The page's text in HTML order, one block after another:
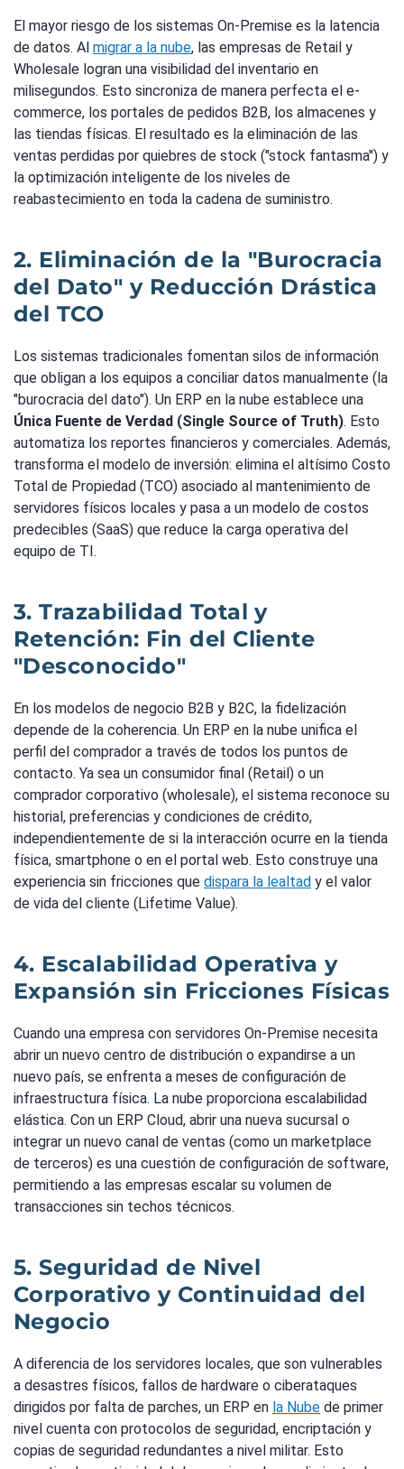
El mayor riesgo de los sistemas On-Premise es la latencia
de datos. Al migrar a la nube, las empresas de Retail y
Wholesale logran una visibilidad del inventario en
milisegundos. Esto sincroniza de manera perfecta el e-
commerce, los portales de pedidos B2B, los almacenes y
las tiendas físicas. El resultado es la eliminación de las
ventas perdidas por quiebres de stock ("stock fantasma") y
la optimización inteligente de los niveles de
reabastecimiento en toda la cadena de suministro.
2. Eliminación de la "Burocracia
del Dato" y Reducción Drástica
del TCO
Los sistemas tradicionales fomentan silos de información
que obligan a los equipos a conciliar datos manualmente (la
"burocracia del dato"). Un ERP en la nube establece una
Única Fuente de Verdad (Single Source of Truth). Esto
automatiza los reportes financieros y comerciales. Además,
transforma el modelo de inversión: elimina el altísimo Costo
Total de Propiedad (TCO) asociado al mantenimiento de
servidores físicos locales y pasa a un modelo de costos
predecibles (SaaS) que reduce la carga operativa del
equipo de TI.
3. Trazabilidad Total y
Retención: Fin del Cliente
"Desconocido"
En los modelos de negocio B2B y B2C, la fidelización
depende de la coherencia. Un ERP en la nube unifica el
perfil del comprador a través de todos los puntos de
contacto. Ya sea un consumidor final (Retail) o un
comprador corporativo (wholesale), el sistema reconoce su
historial, preferencias y condiciones de crédito,
independientemente de si la interacción ocurre en la tienda
física, smartphone o en el portal web. Esto construye una
experiencia sin fricciones que dispara la lealtad y el valor
de vida del cliente (Lifetime Value).
4. Escalabilidad Operativa y
Expansión sin Fricciones Físicas
Cuando una empresa con servidores On-Premise necesita
abrir un nuevo centro de distribución o expandirse a un
nuevo país, se enfrenta a meses de configuración de
infraestructura física. La nube proporciona escalabilidad
elástica. Con un ERP Cloud, abrir una nueva sucursal o
integrar un nuevo canal de ventas (como un marketplace
de terceros) es una cuestión de configuración de software,
permitiendo a las empresas escalar su volumen de
transacciones sin techos técnicos.
5. Seguridad de Nivel
Corporativo y Continuidad del
Negocio
A diferencia de los servidores locales, que son vulnerables
a desastres físicos, fallos de hardware o ciberataques
dirigidos por falta de parches, un ERP en la Nube de primer
nivel cuenta con protocolos de seguridad, encriptación y
copias de seguridad redundantes a nivel militar. Esto